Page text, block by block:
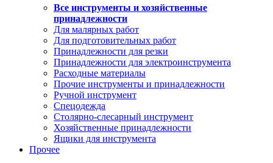
Все инструменты и хозяйственные
принадлежности
Для малярных работ
Для подготовительных работ
Принадлежности для резки
Принадлежности для электроинструмента
Расходные материалы
Прочие инструменты и принадлежности
Ручной инструмент
Спецодежда
Столярно-слесарный инструмент
Хозяйственные принадлежности
Ящики для инструмента
Прочее